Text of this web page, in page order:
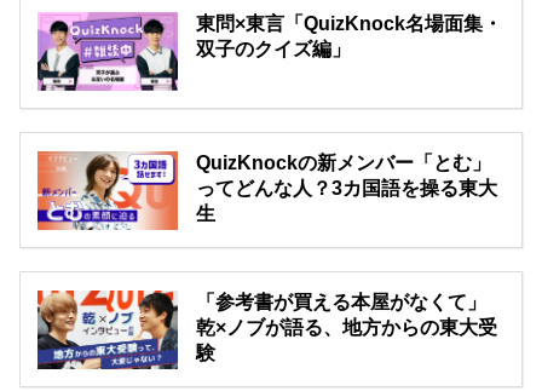
東問×東言「QuizKnock名場面集・
双子のクイズ編」
QuizKnockの新メンバー「とむ」
ってどんな人？3カ国語を操る東大
生
「参考書が買える本屋がなくて」
乾×ノブが語る、地方からの東大受
験